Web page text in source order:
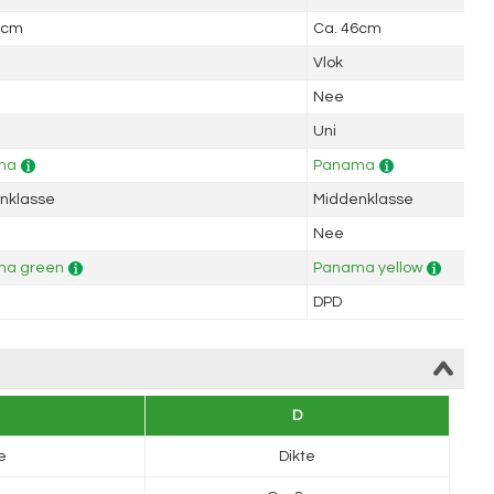
Ca. 46cm
Vlok
Nee
Uni
Panama
Middenklasse
Nee
green Panama yellow
DPD
D
Dikte